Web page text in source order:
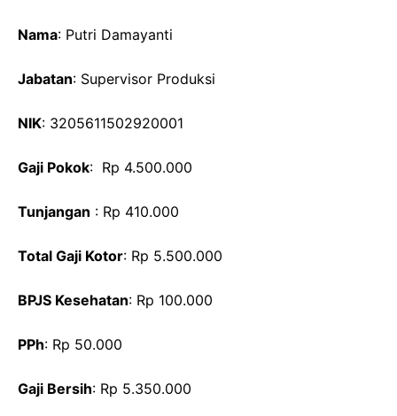
Nama: Putri Damayanti
Jabatan: Supervisor Produksi
NIK: 3205611502920001
Gaji Pokok: Rp 4.500.000
Tunjangan : Rp 410.000
Total Gaji Kotor: Rp 5.500.000
BPJS Kesehatan: Rp 100.000
PPh: Rp 50.000
Gaji Bersih: Rp 5.350.000